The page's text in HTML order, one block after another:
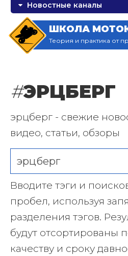
Новостные каналы
ШКОЛА
Теория и практика от
#ЭРЦБЕРГ
эрцберг - свежие
видео, статьи, обзоры
Вводите тэги и
пробел, используя
разделения тэгов.
будут отсортированы
качеству и сроку